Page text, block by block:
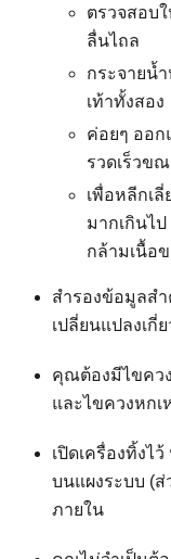
ตรวจสอบ
ลื่นไถล
กระจายน้
เท้าทั้งสอง
ค่อยๆ ออก
รวดเร็วข
เพื่อหลีกเ
มากเกินไ
กล้ามเนื้อ
สำรองข้อมูลส
เปลี่ยนแปลงเกี่
คุณต้องมีไขคว
และไขควงหก
เปิดเครื่องทิ้งไ
บนแผงระบบ (
ภายใน